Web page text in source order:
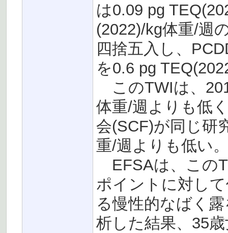
は0.09 pg
(2022)/kg体重/週
四捨五入し、
を0.6 pg
このTWIは、
体重/週よりも低
会(SCF)が同じ研
重/週よりも低い
EFSAは、この
ポイントに対し
る慢性的なばく
析した結果、35